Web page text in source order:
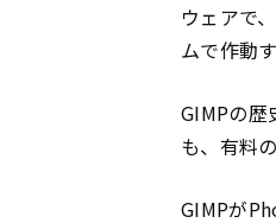
ウェアで
ムで作動
GIMPの歴
も、有料
GIMPが